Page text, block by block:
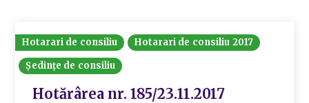
Hotarari de consiliu
Hotarari de consiliu 2017
Ședințe de consiliu
Hotărârea nr. 185/23.11.2017